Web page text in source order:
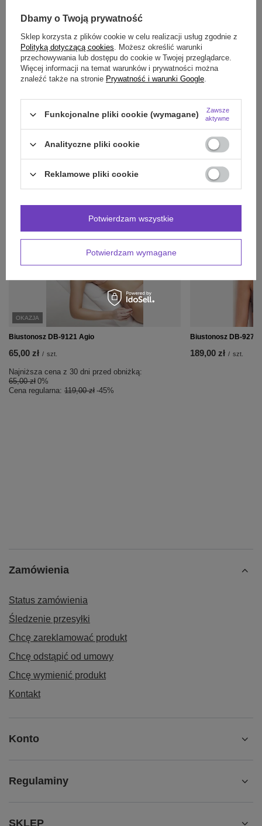
OPINIE (0)
Potrzebujesz pomocy? Masz pytania?
Zadaj pytanie a my odpowiemy niezwłocznie,
Zadaj pytanie
INNE PRODUKTY
PRODUCENTA:
OKAZJA
Biustonosz DB-9121 Agio
65,00 zł / szt.
Najniższa cena z 30 dni przed obniżką:
65,00 zł 0%
Cena regularna: 119,00 zł -45%
Biustonosz DB-9272
189,00 zł / szt.
Zamówienia
Status zamówienia
Śledzenie przesyłki
Chcę zareklamować produkt
Chcę odstąpić od umowy
Chcę wymienić produkt
Kontakt
Konto
Regulaminy
SKLEP
Dbamy o Twoją prywatność
Sklep korzysta z plików cookie w celu realizacji usług zgodnie z
Polityką dotyczącą cookies. Możesz określić warunki
przechowywania lub dostępu do cookie w Twojej przeglądarce.
Więcej informacji na temat warunków i prywatności można
znaleźć także na stronie Prywatność i warunki Google.
Funkcjonalne pliki cookie (wymagane)
Zawsze
aktywne
Analityczne pliki cookie
Reklamowe pliki cookie
Potwierdzam wymagane
Potwierdzam wszystkie